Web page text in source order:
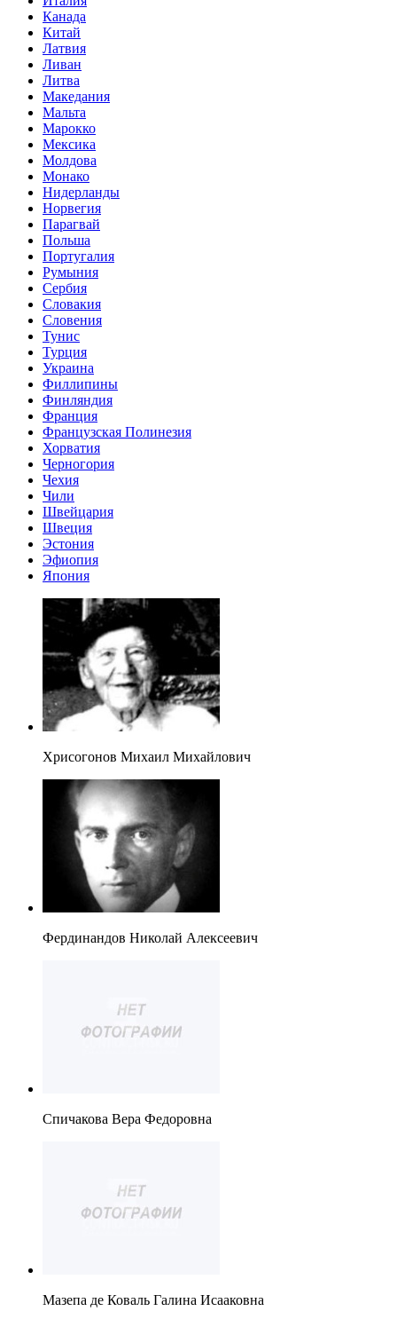
Канада
Китай
Латвия
Ливан
Литва
Македания
Мальта
Марокко
Мексика
Молдова
Монако
Нидерланды
Норвегия
Парагвай
Польша
Португалия
Румыния
Сербия
Словакия
Словения
Тунис
Турция
Украина
Филлипины
Финляндия
Франция
Французская Полинезия
Хорватия
Черногория
Чехия
Чили
Швейцария
Швеция
Эстония
Эфиопия
Япония
Хрисогонов Михаил Михайлович
Фердинандов Николай Алексеевич
Спичакова Вера Федоровна
Мазепа де Коваль Галина Исааковна